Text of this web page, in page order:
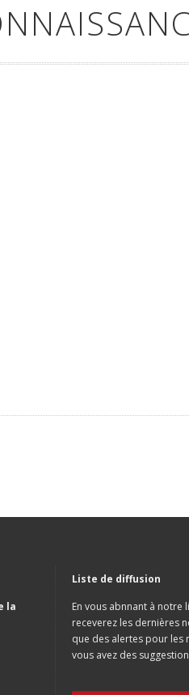
la
Liste de diffusion
En vous abnnant à notre
receverez les dernières
que des alertes pour les
vous avez des